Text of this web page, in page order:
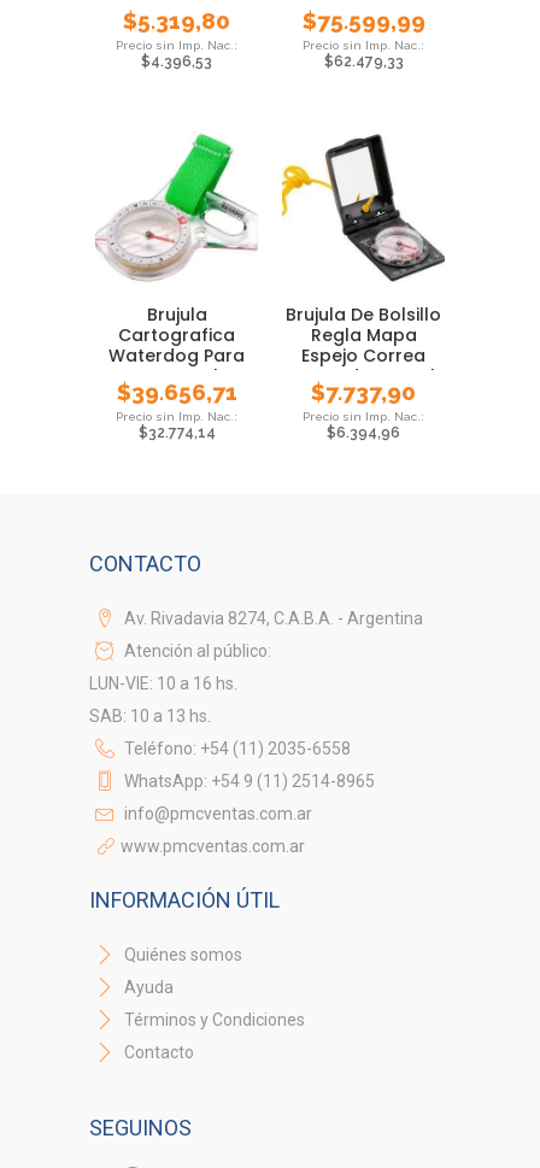
Variada
$5.319,80
$4.396,53
0° Carpa
$75.599,99
$62.479,33
Brujula
Cartografica
Waterdog Para
Mapa Regla
Pmcventas
$39.656,71
$32.774,14
Brujula De Bolsillo
Regla Mapa
Espejo Correa
Waterdog Local
$7.737,90
$6.394,96
CONTACTO
Av. Rivadavia 8274, C.A.B.A. - Argentina
Atención al público:
LUN-VIE: 10 a 16 hs.
SAB: 10 a 13 hs.
Teléfono: +54 (11) 2035-6558
WhatsApp: +54 9 (11) 2514-8965
info@pmcventas.com.ar
www.pmcventas.com.ar
INFORMACIÓN ÚTIL
Quiénes somos
Ayuda
Términos y Condiciones
Contacto
SEGUINOS